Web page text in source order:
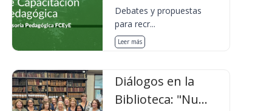
Debates y propuestas
para recr...
Leer más
Diálogos en la
Biblioteca: "Nu...